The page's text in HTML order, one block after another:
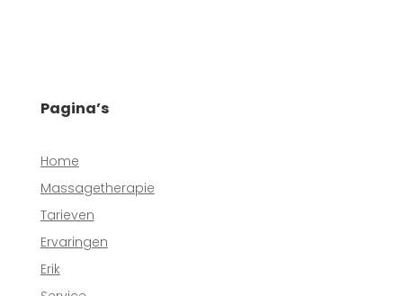
Pagina’s
Home
Massagetherapie
Tarieven
Ervaringen
Erik